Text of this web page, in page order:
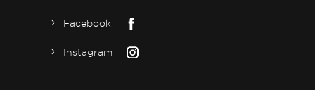
Facebook
Instagram